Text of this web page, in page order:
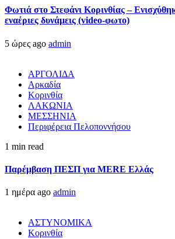
Φωτιά στο Στεφάνι Κορινθίας –
εναέριες δυνάμεις (video-φωτο)
5 ώρες ago admin
ΑΡΓΟΛΙΔΑ
Αρκαδία
Κορινθία
ΛΑΚΩΝΙΑ
ΜΕΣΣΗΝΙΑ
Περιφέρεια Πελοποννήσου
1 min read
Παρέμβαση ΠΕΣΠ για MERE Ελλάς
1 ημέρα ago admin
ΑΣΤΥΝΟΜΙΚΑ
Κορινθία